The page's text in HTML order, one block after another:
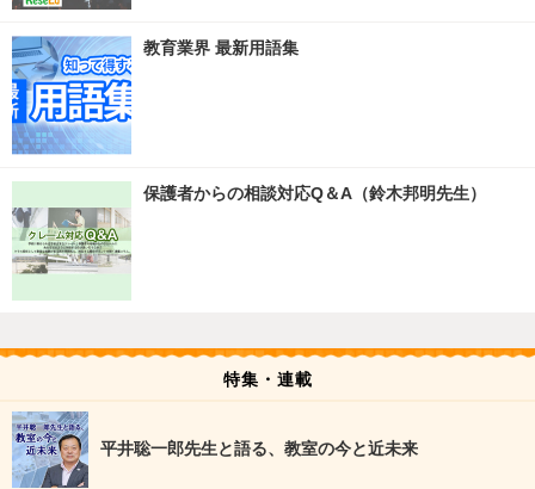
教育業界 最新用語集
保護者からの相談対応Q＆A（鈴木邦明先生）
特集・連載
平井聡一郎先生と語る、教室の今と近未来